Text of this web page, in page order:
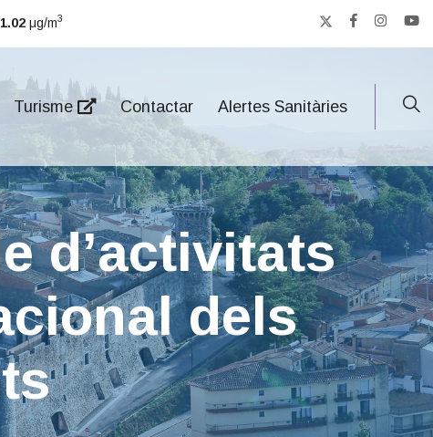
μg/m3
Turisme Contactar Alertes Sanitàries
d’activitats
dels